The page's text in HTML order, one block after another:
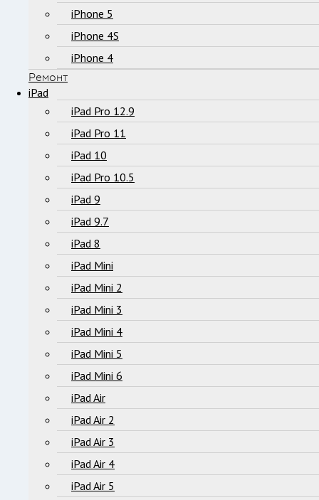
iPhone 5
iPhone 4S
iPhone 4
Ремонт
iPad
iPad Pro 12.9
iPad Pro 11
iPad 10
iPad Pro 10.5
iPad 9
iPad 9.7
iPad 8
iPad Mini
iPad Mini 2
iPad Mini 3
iPad Mini 4
iPad Mini 5
iPad Mini 6
iPad Air
iPad Air 2
iPad Air 3
iPad Air 4
iPad Air 5